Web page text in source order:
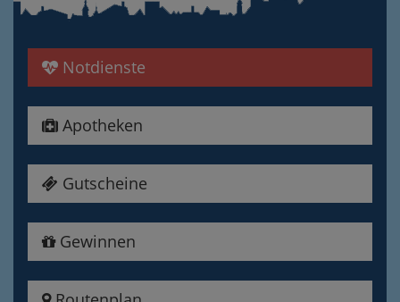
Notdienste
Apotheken
Gutscheine
Gewinnen